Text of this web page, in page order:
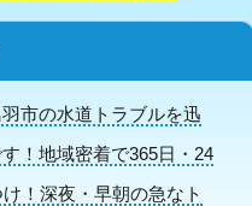
市の水道トラブルを迅
！地域密着で365日・24
！深夜・早朝の急なト